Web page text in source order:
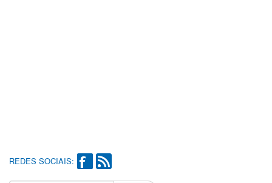
REDES SOCIAIS: